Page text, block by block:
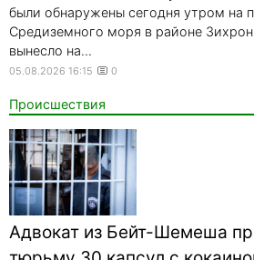
были обнаружены сегодня утром на
Средиземного моря в районе
вынесло на...
05.08.2026 16:15 0
Происшествия
Адвокат из Бейт-Шемеша